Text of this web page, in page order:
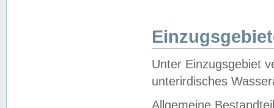
Unter Einzugsgebiet
unterirdisches
Allgemeine